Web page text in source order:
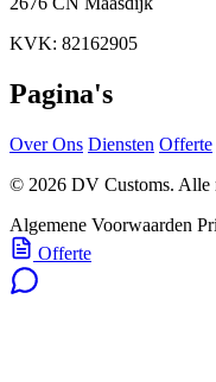
KVK: 82162905
Pagina's
Over Ons Diensten Offerte
© 2026 DV Customs. Alle
Algemene Voorwaarden
Offerte